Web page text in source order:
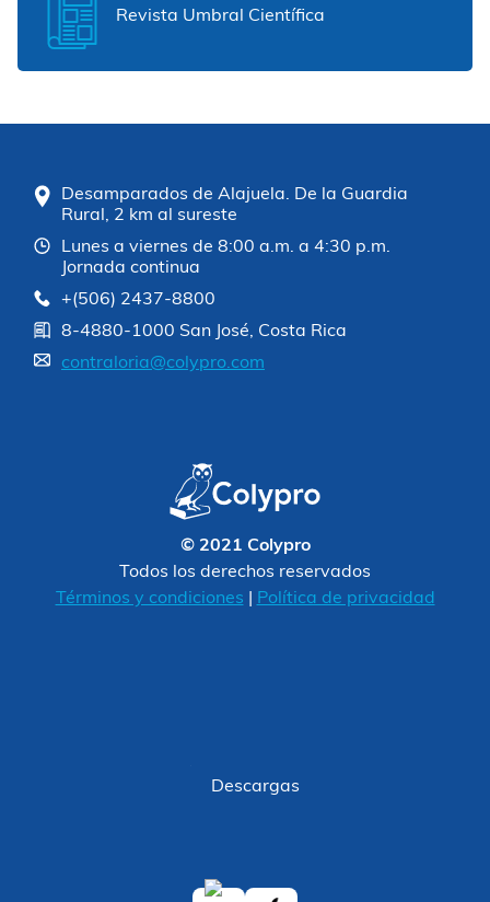
Revista Umbral Científica
Desamparados de Alajuela. De la Guardia
Rural, 2 km al sureste
Lunes a viernes de 8:00 a.m. a 4:30 p.m.
Jornada continua
+(506) 2437-8800
8-4880-1000 San José, Costa Rica
contraloria@colypro.com
© 2021 Colypro
Todos los derechos reservados
Términos y condiciones
Política de privacidad
Descargas